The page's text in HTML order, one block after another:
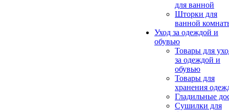
для ванной
Шторки для
ванной
Уход за одеждой и
обувью
Товары для
за одеждой и
обувью
Товары для
хранения
Гладильные
Сушилки для